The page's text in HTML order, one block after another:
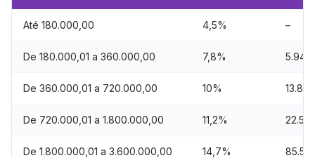
Até 180.000,00 4,5% –
De 180.000,01 a 360.000,00 7,8%
De 360.000,01 a 720.000,00 10%
De 720.000,01 a 1.800.000,00 11,2%
De 1.800.000,01 a 3.600.000,00 14,7%